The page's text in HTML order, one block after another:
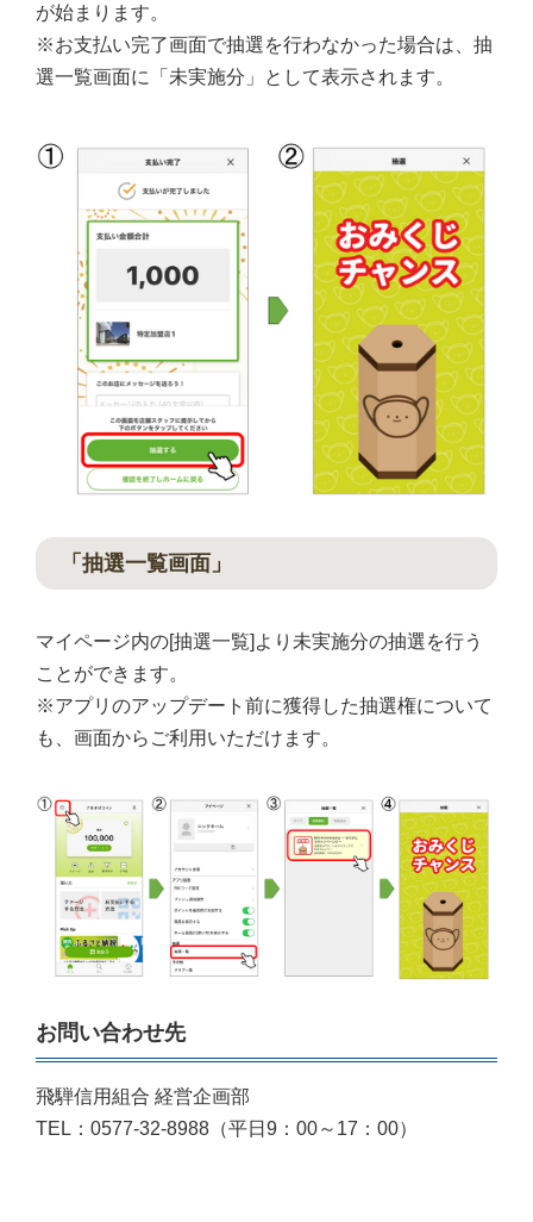
が始まります。
※お支払い完了画面で抽選を行わなかった場合は、抽
選一覧画面に「未実施分」として表示されます。
「抽選一覧画面」
マイページ内の[抽選一覧]より未実施分の抽選を行う
ことができます。
※アプリのアップデート前に獲得した抽選権について
も、画面からご利用いただけます。
お問い合わせ先
飛騨信用組合 経営企画部
TEL：0577-32-8988（平日9：00～17：00）